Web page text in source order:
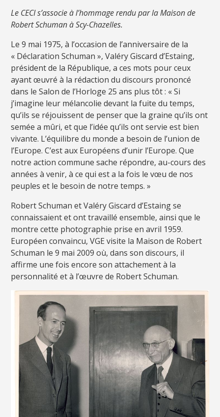
Le CECI s’associe à l’hommage rendu par la Maison de
Robert Schuman à Scy-Chazelles.
Le 9 mai 1975, à l’occasion de l’anniversaire de la
« Déclaration Schuman », Valéry Giscard d’Estaing,
président de la République, a ces mots pour ceux
ayant œuvré à la rédaction du discours prononcé
dans le Salon de l’Horloge 25 ans plus tôt : « Si
j’imagine leur mélancolie devant la fuite du temps,
qu’ils se réjouissent de penser que la graine qu’ils ont
semée a mûri, et que l’idée qu’ils ont servie est bien
vivante. L’équilibre du monde a besoin de l’union de
l’Europe. C’est aux Européens d’unir l’Europe. Que
notre action commune sache répondre, au-cours des
années à venir, à ce qui est a la fois le vœu de nos
peuples et le besoin de notre temps. »
Robert Schuman et Valéry Giscard d’Estaing se
connaissaient et ont travaillé ensemble, ainsi que le
montre cette photographie prise en avril 1959.
Européen convaincu, VGE visite la Maison de Robert
Schuman le 9 mai 2009 où, dans son discours, il
affirme une fois encore son attachement à la
personnalité et à l’œuvre de Robert Schuman.